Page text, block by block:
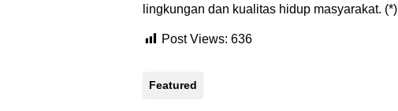
lingkungan dan kualitas hidup masyarakat. (*)
Post Views: 636
Featured